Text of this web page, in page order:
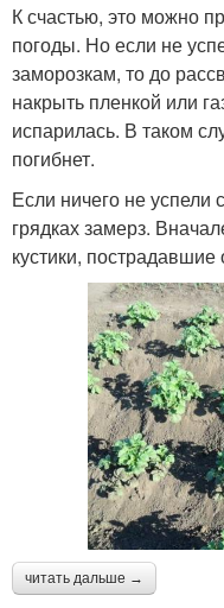
К счастью, это можно
погоды. Но если не
заморозкам, то до
накрыть пленкой или
испарилась. В таком
погибнет.
Если ничего не успели
грядках замерз.
кустики, пострадавшие
читать дальше →